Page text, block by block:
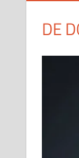
DE